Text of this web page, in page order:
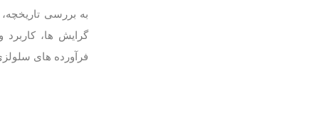
به بررسی تاریخچه،
گرایش ها،
فرآورده های